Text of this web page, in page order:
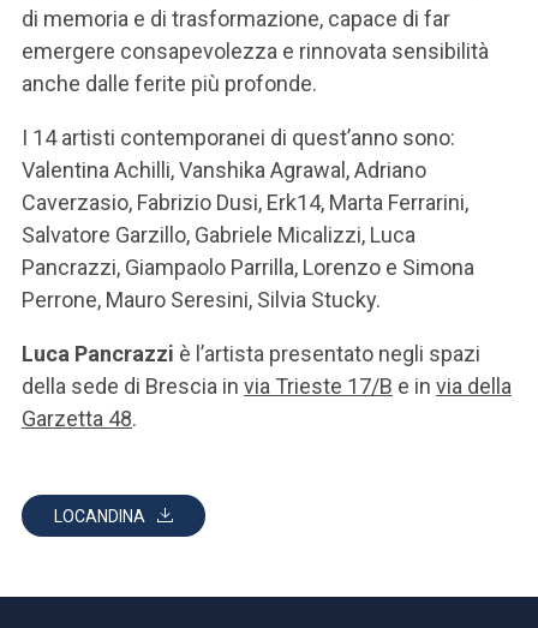
di memoria e di trasformazione, capace di far
emergere consapevolezza e rinnovata sensibilità
anche dalle ferite più profonde.
I 14 artisti contemporanei di quest’anno sono:
Valentina Achilli, Vanshika Agrawal, Adriano
Caverzasio, Fabrizio Dusi, Erk14, Marta Ferrarini,
Salvatore Garzillo, Gabriele Micalizzi, Luca
Pancrazzi, Giampaolo Parrilla, Lorenzo e Simona
Perrone, Mauro Seresini, Silvia Stucky.
Luca Pancrazzi è l’artista presentato negli spazi
della sede di Brescia in via Trieste 17/B e in via della
Garzetta 48.
LOCANDINA